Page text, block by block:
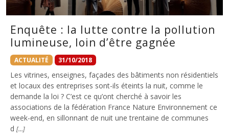
Enquête : la lutte contre la pollution
lumineuse, loin d’être gagnée
ACTUALITÉ 31/10/2018
Les vitrines, enseignes, façades des bâtiments non résidentiels
et locaux des entreprises sont-ils éteints la nuit, comme le
demande la loi ? C’est ce qu’ont cherché à savoir les
associations de la fédération France Nature Environnement ce
week-end, en sillonnant de nuit une trentaine de communes
d […]